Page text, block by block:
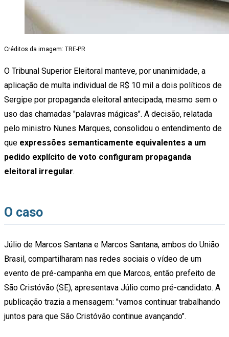
Créditos da imagem: TRE-PR
O Tribunal Superior Eleitoral manteve, por unanimidade, a
aplicação de multa individual de R$ 10 mil a dois políticos de
Sergipe por propaganda eleitoral antecipada, mesmo sem o
uso das chamadas "palavras mágicas". A decisão, relatada
pelo ministro Nunes Marques, consolidou o entendimento de
que expressões semanticamente equivalentes a um
pedido explícito de voto configuram propaganda
eleitoral irregular.
O caso
Júlio de Marcos Santana e Marcos Santana, ambos do União
Brasil, compartilharam nas redes sociais o vídeo de um
evento de pré-campanha em que Marcos, então prefeito de
São Cristóvão (SE), apresentava Júlio como pré-candidato. A
publicação trazia a mensagem: "vamos continuar trabalhando
juntos para que São Cristóvão continue avançando".